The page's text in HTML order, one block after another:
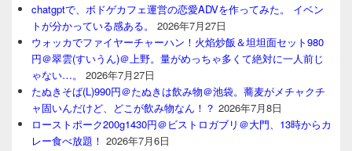
chatgptで、ボドゲカフェ運営の恋愛ADVを作ってみた。 イベン
トが分かっている感ある。
2026年7月27日
ウォッカでファイヤーチャーハン！火焰炒飯＆坦坦面セット980
円＠翠雲(すいうん)＠上野。量がめっちゃ多くて絶対に一人前じ
ゃない…。
2026年7月27日
たぬきそば(L)990円＠たぬきは飲み物＠池袋。蕎麦がメチャクチ
ャ固いんだけど、どこが飲み物なん！？ 2026年7月8日
ローストポーク200g1430円＠ビストロガブリ＠大門、13時からカ
レー食べ放題！ 2026年7月6日